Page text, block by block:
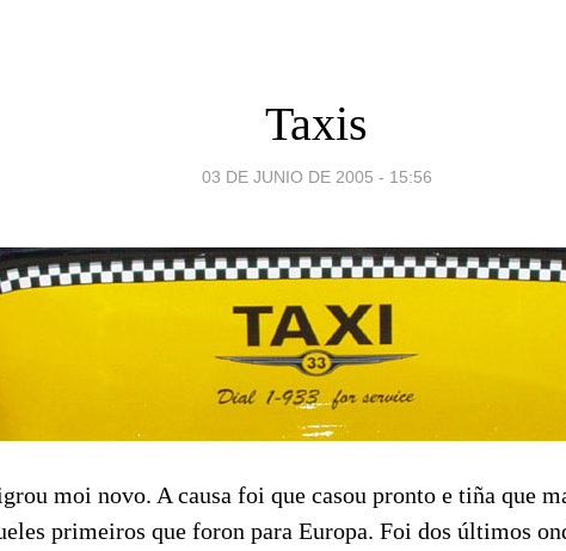
Taxis
03 DE JUNIO DE 2005 - 15:56
moi novo. A causa foi que casou pronto e tiña que
primeiros que foron para Europa. Foi dos últimos